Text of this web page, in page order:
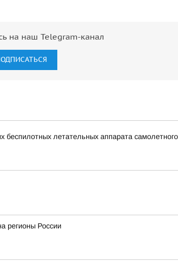
на наш Telegram-канал
летательных аппарата
регионы России